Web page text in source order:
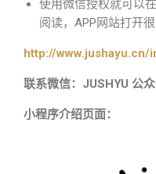
使用微信授权就可以
阅读，APP网站打开很
http://
联系微信：JUSHYU 公
小程序介绍页面：